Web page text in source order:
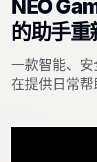
NEO
的助手重
一款智能、
在提供日常帮